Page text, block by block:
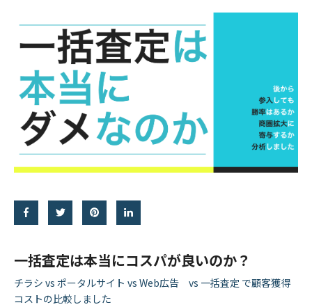
一括査定は本当にコスパが良いのか？
チラシ vs ポータルサイト vs Web広告 vs 一括査定 で顧客獲得
コストの比較しました